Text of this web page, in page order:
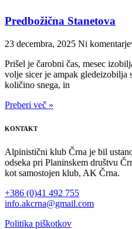
Predbožična Stanetova
23 decembra, 2025 Ni
Prišel je čarobni čas, mesec
volje sicer je ampak gledeizobilja
količino snega, in
Preberi več »
KONTAKT
Alpinistični klub Črna je bil
odseka pri Planinskem društvu
kot samostojen klub, AK Črna.
+386 (0)41 492 755
info.akcrna@gmail.com
Politika piškotkov